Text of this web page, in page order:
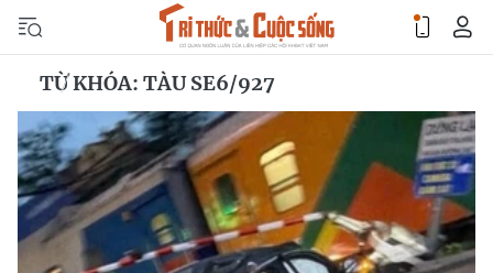
TỪ KHÓA: TÀU SE6/927